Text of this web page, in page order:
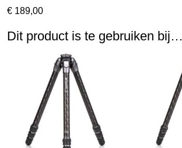
€ 189,00
Dit product is te gebruiken bij…